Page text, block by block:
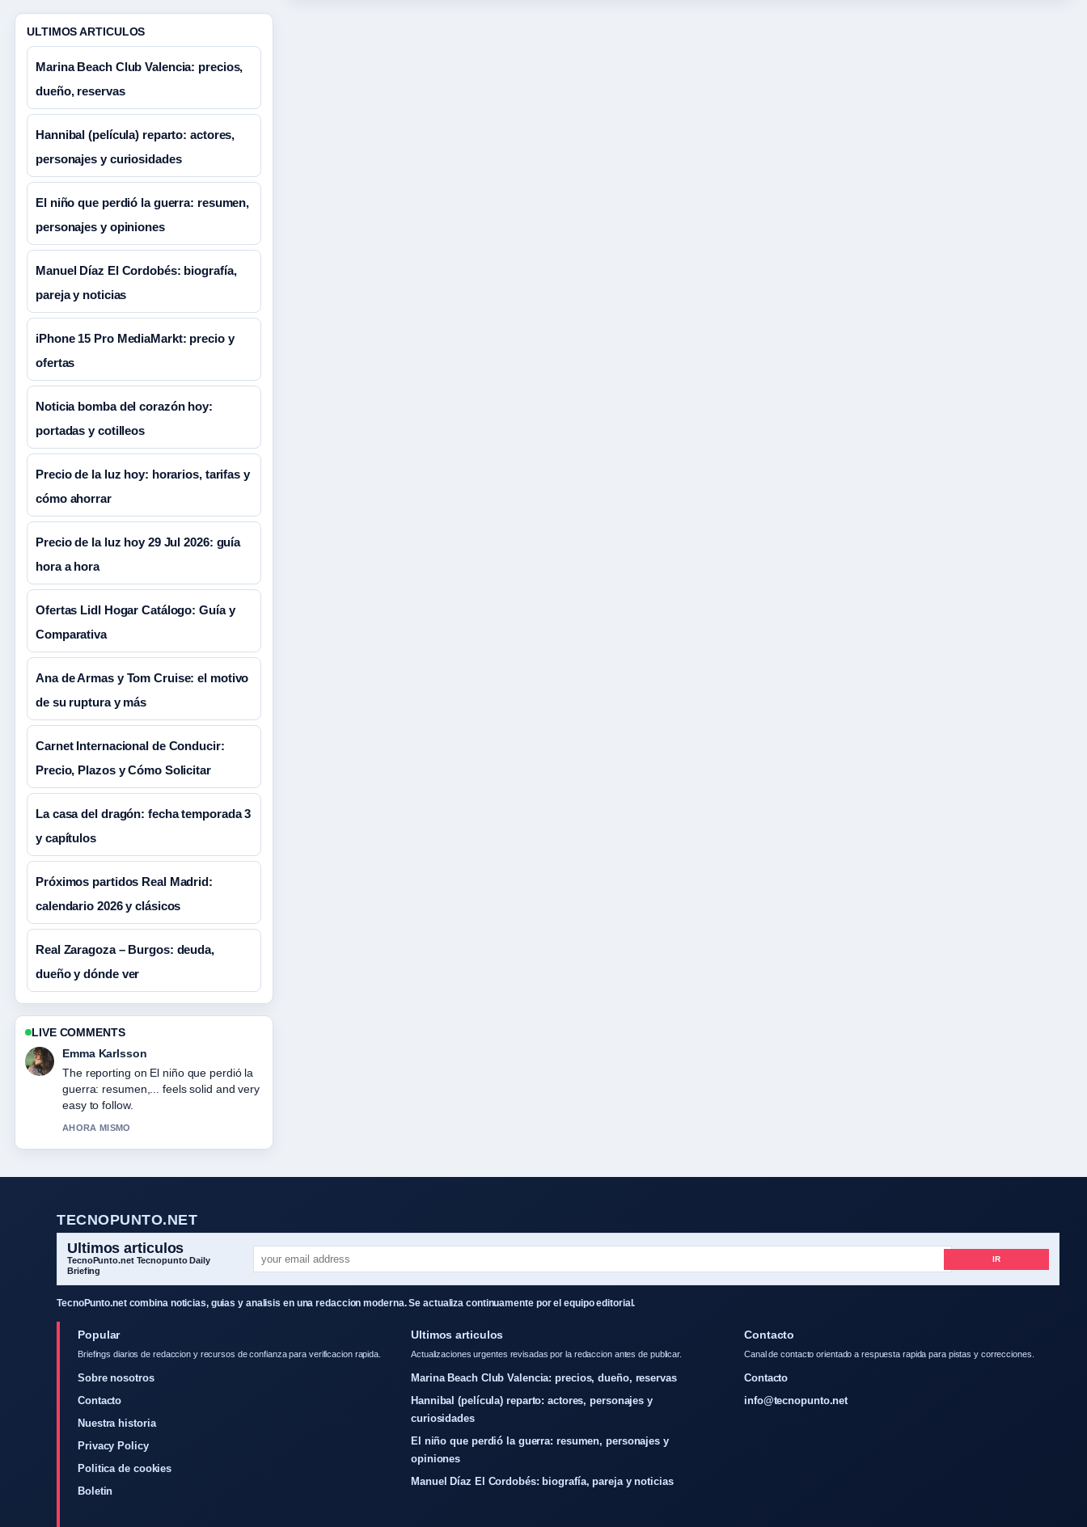
ULTIMOS ARTICULOS
Marina Beach Club Valencia: precios,
dueño, reservas
Hannibal (película) reparto: actores,
personajes y curiosidades
El niño que perdió la guerra: resumen,
personajes y opiniones
Manuel Díaz El Cordobés: biografía,
pareja y noticias
iPhone 15 Pro MediaMarkt: precio y
ofertas
Noticia bomba del corazón hoy:
portadas y cotilleos
Precio de la luz hoy: horarios, tarifas y
cómo ahorrar
Precio de la luz hoy 29 Jul 2026: guía
hora a hora
Ofertas Lidl Hogar Catálogo: Guía y
Comparativa
Ana de Armas y Tom Cruise: el motivo
de su ruptura y más
Carnet Internacional de Conducir:
Precio, Plazos y Cómo Solicitar
La casa del dragón: fecha temporada 3
y capítulos
Próximos partidos Real Madrid:
calendario 2026 y clásicos
Real Zaragoza – Burgos: deuda,
dueño y dónde ver
LIVE COMMENTS
Emma Karlsson
The reporting on El niño que perdió la
guerra: resumen,... feels solid and very
easy to follow.
AHORA MISMO
TECNOPUNTO.NET
Ultimos articulos
TecnoPunto.net Tecnopunto Daily
Briefing
IR
TecnoPunto.net combina noticias, guias y analisis en una redaccion moderna. Se actualiza continuamente por el equipo editorial.
Popular
Briefings diarios de redaccion y recursos de confianza para verificacion rapida.
Sobre nosotros
Contacto
Nuestra historia
Privacy Policy
Politica de cookies
Boletin
Ultimos articulos
Actualizaciones urgentes revisadas por la redaccion antes de publicar.
Marina Beach Club Valencia: precios, dueño, reservas
Hannibal (película) reparto: actores, personajes y
curiosidades
El niño que perdió la guerra: resumen, personajes y
opiniones
Manuel Díaz El Cordobés: biografía, pareja y noticias
Contacto
Canal de contacto orientado a respuesta rapida para pistas y correcciones.
Contacto
info@tecnopunto.net